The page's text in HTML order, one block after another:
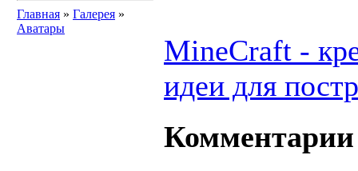
Главная » Галерея »
Аватары
MineCraft -
идеи для
Комментарии